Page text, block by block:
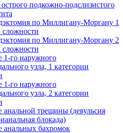
подкожно-подслизистого
по Миллигану-Моргану 1
сложности
по Миллигану-Моргану 2
сложности
1-го наружного
узла, 1 категории
1-го наружного
узла, 2 категории
анальной трещины (девульсия
блокада)
анальных бахромок